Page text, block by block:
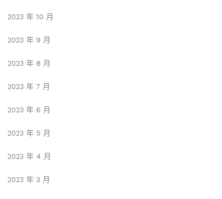
2023 年 10 月
2023 年 9 月
2023 年 8 月
2023 年 7 月
2023 年 6 月
2023 年 5 月
2023 年 4 月
2023 年 3 月